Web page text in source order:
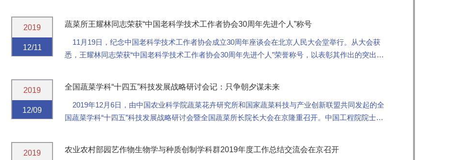
2019
12/11
蔬菜所王耀林同志荣获“中国老科学技术工作者协会30周年先进个人”称号
11月19日，纪念中国老科学技术工作者协会成立30周年座谈会在北京人民大会堂举行。从大会获
悉，王耀林同志荣获“中国老科学技术工作者协会30周年先进个人”荣誉称号，以表彰其作出的突出贡
2019
12/09
全国蔬菜学科“十四五”科技发展战略研讨会记：只争朝夕谋未来
2019年12月6日，由中国农业科学院蔬菜花卉研究所和国家蔬菜科技与产业创新联盟共同发起的全
国蔬菜学科“十四五”科技发展战略研讨会暨全国蔬菜所长院长大会在京隆重召开。中国工程院院士方
2019 农业农村部园艺作物生物学与种质创制学科群2019年度工作总结交流会在京召开